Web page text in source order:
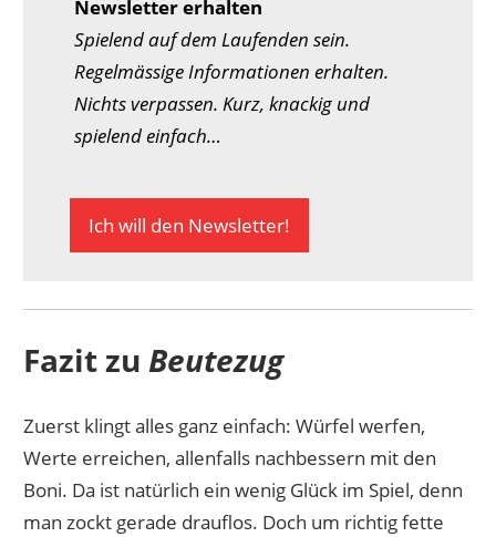
Newsletter erhalten
Spielend auf dem Laufenden sein.
Regelmässige Informationen erhalten.
Nichts verpassen. Kurz, knackig und
spielend einfach…
Ich will den Newsletter!
Fazit zu Beutezug
Zuerst klingt alles ganz einfach: Würfel werfen,
Werte erreichen, allenfalls nachbessern mit den
Boni. Da ist natürlich ein wenig Glück im Spiel, denn
man zockt gerade drauflos. Doch um richtig fette